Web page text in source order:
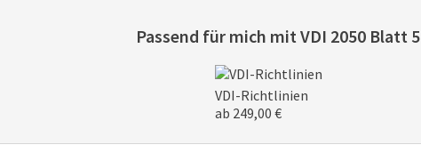
Passend für mich mitVDI 2050 Blatt 5
VDI-Richtlinien
ab 249,00 €